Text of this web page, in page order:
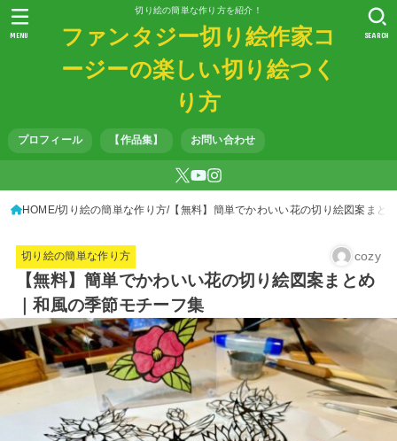
切り絵の簡単な作り方を紹介！
ファンタジー切り絵作家コ
ージーの楽しい切り絵つく
り方
プロフィール 【作品集】 お問い合わせ
SEARCH
MENU
HOME 切り絵の簡単な作り方 【無料】簡単でかわいい花の切り絵図案まと
切り絵の簡単な作り方 cozy
【無料】簡単でかわいい花の切り絵図案まとめ
｜和風の季節モチーフ集